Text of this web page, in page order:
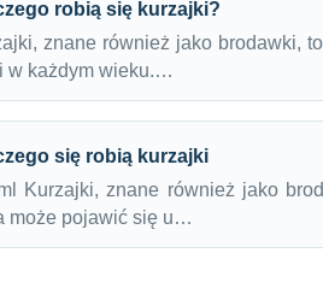
robią się kurzajki?
znane również jako brodawki,
w każdym wieku.…
się robią kurzajki
Kurzajki, znane również jako
może pojawić się u…